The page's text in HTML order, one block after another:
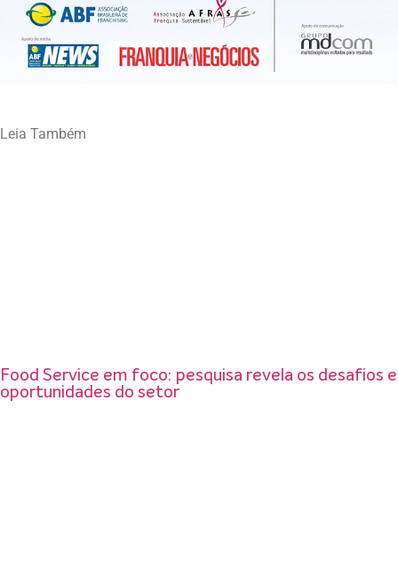
Leia Também
Food Service em foco: pesquisa revela os desafios e
oportunidades do setor